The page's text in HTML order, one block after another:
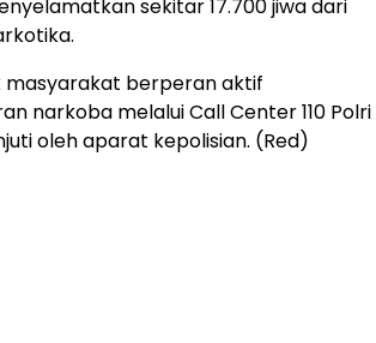
sekitar 17.700 jiwa dari
masyarakat berperan aktif
narkoba melalui Call Center 110 Polri
oleh aparat kepolisian. (Red)